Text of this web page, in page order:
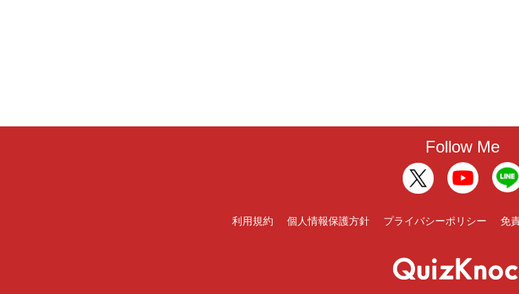
Follow Me
利用規約 個人情報保護方針 プライバシーポリシー 免